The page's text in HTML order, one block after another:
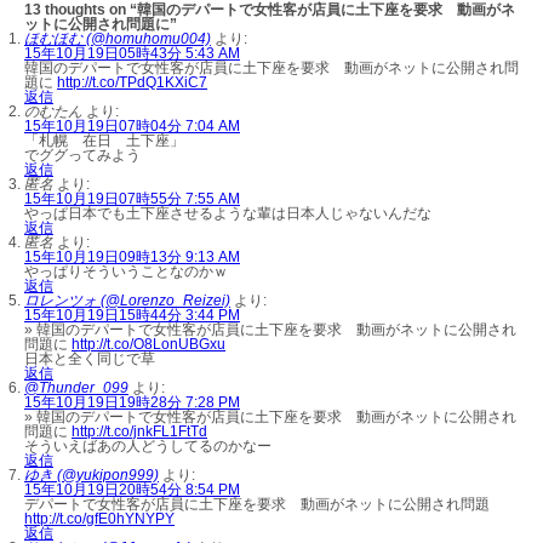
13 thoughts on “韓国のデパートで女性客が店員に土下座を要求 動画がネ
ットに公開され問題に”
ほむほむ (@homuhomu004) より:
15年10月19日05時43分 5:43 AM
韓国のデパートで女性客が店員に土下座を要求 動画がネットに公開され問
題に http://t.co/TPdQ1KXiC7
返信
のむたん より:
15年10月19日07時04分 7:04 AM
「札幌 在日 土下座」
でググってみよう
返信
匿名 より:
15年10月19日07時55分 7:55 AM
やっぱ日本でも土下座させるような輩は日本人じゃないんだな
返信
匿名 より:
15年10月19日09時13分 9:13 AM
やっぱりそういうことなのかｗ
返信
ロレンツォ (@Lorenzo_Reizei) より:
15年10月19日15時44分 3:44 PM
» 韓国のデパートで女性客が店員に土下座を要求 動画がネットに公開され
問題に http://t.co/O8LonUBGxu
日本と全く同じで草
返信
@Thunder_099 より:
15年10月19日19時28分 7:28 PM
» 韓国のデパートで女性客が店員に土下座を要求 動画がネットに公開され
問題に http://t.co/jnkFL1FtTd
そういえばあの人どうしてるのかなー
返信
ゆき (@yukipon999) より:
15年10月19日20時54分 8:54 PM
デパートで女性客が店員に土下座を要求 動画がネットに公開され問題
http://t.co/gfE0hYNYPY
返信